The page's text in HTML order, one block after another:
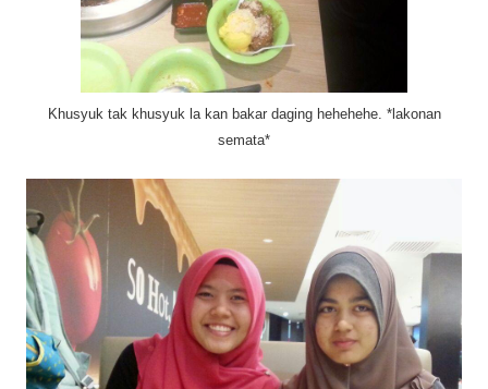
Khusyuk tak khusyuk la kan bakar daging hehehehe. *lakonan
semata*